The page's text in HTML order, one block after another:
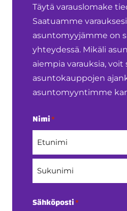
Täytä varauslomake
Saatuamme
asuntomyyjämme on
yhteydessä. Mikäli
aiempia varauksia, voit
asuntokauppojen
asuntomyyntimme
Nimi*
Etunimi
Sähköposti*